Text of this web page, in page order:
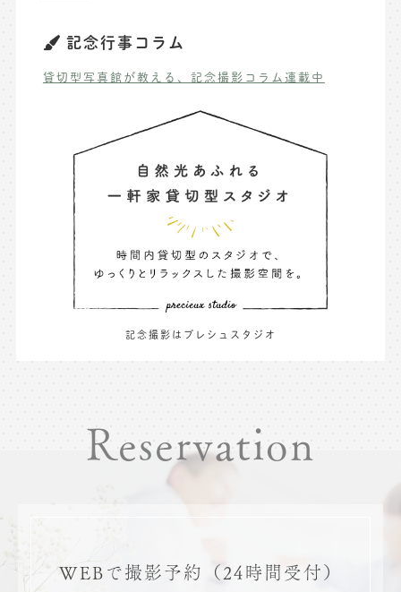
記念行事コラム
貸切型写真館が教える、記念撮影コラム連載中
記念撮影はプレシュスタジオ
Reservation
WEBで撮影予約 （24時間受付）